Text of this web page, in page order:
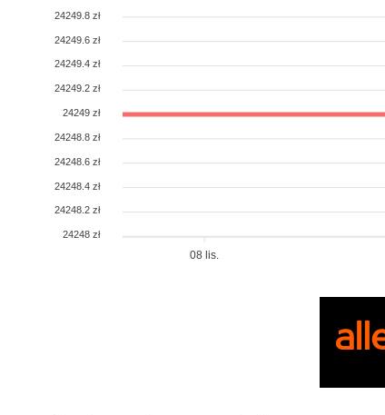
24249.8 zł
24249.6 zł
24249.4 zł
24249.2 zł
24249 zł
24248.8 zł
24248.6 zł
24248.4 zł
24248.2 zł
24248 zł
08 lis.